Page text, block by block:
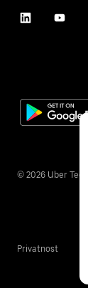
© 2026 Uber
Privatnost